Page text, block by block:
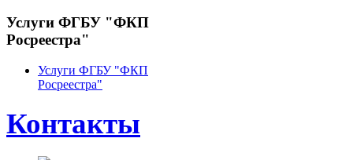
Услуги ФГБУ "ФКП
Росреестра"
Услуги ФГБУ "ФКП
Росреестра"
Контакты